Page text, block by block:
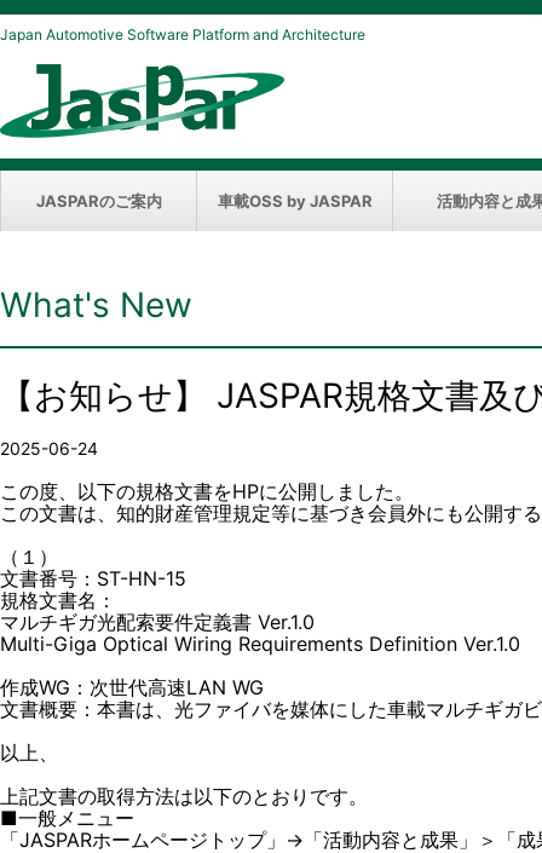
Japan Automotive Software Platform and Architecture
JASPARのご案内 車載OSS by JASPAR 活動内容と成
What's New
【お知らせ】 JASPAR規格文書
2025-06-24
この度、以下の規格文書をHPに公開しました。
この文書は、知的財産管理規定等に基づき会員外にも公開す
（１）
文書番号：ST-HN-15
規格文書名：
マルチギガ光配索要件定義書 Ver.1.0
Multi-Giga Optical Wiring Requirements Definition Ver.1.0
作成WG：次世代高速LAN WG
文書概要：本書は、光ファイバを媒体にした車載マルチギガ
以上、
上記文書の取得方法は以下のとおりです。
■一般メニュー
「JASPARホームページトップ」→「活動内容と成果」＞「